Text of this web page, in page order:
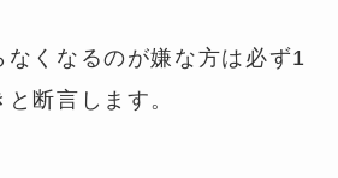
なくなるのが嫌な方は必ず1
断言します。